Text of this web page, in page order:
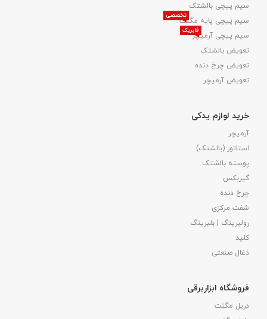
سیم پیچی بالشتک
سیم پیچی پایه مگنت
تخصصی
سیم پیچی آرمیچر
فابریک
تعویض بالشتک​
تعویض چرخ دنده
تعویض آرمیچر
خرید لوازم یدکی
آرمیچر
استاتور (بالشتک)
پوسته بالشتک
گیربکس
چرخ دنده
شفت مرکزی
رولبرینگ | بلبرینگ
کلید
ذغال صنعتی
فروشگاه ابزاربرقی
دریل مگنت